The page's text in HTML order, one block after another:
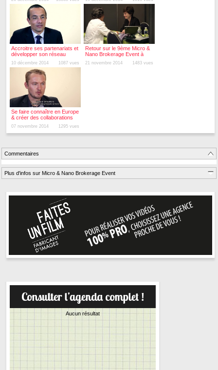
Accroitre ses partenariats et
développer son réseau
10 décembre 2014 1087 vues
Retour sur le 9ème Micro &
Nano Brokerage Event à
Besançon
21 novembre 2014 1483 vues
Se faire connaître en Europe
& créer des collaborations
07 novembre 2014 1295 vues
Commentaires
Plus d'infos sur Micro & Nano Brokerage Event
Aucun résultat